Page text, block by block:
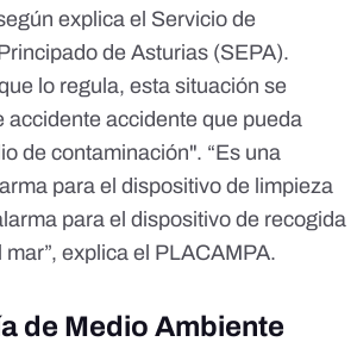
explica el Servicio de
de Asturias (SEPA).
lo regula, esta situación se
accidente accidente que pueda
de contaminación". “Es una
para el dispositivo de limpieza
para el dispositivo de recogida
explica el PLACAMPA.
de Medio Ambiente